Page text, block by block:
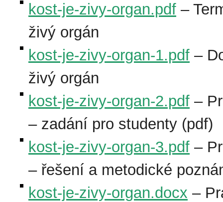
kost-je-zivy-organ.pdf –
živý orgán
kost-je-zivy-organ-1.pdf –
živý orgán
kost-je-zivy-organ-2.pdf –
– zadání pro studenty (pdf)
kost-je-zivy-organ-3.pdf –
– řešení a metodické
kost-je-zivy-organ.docx –